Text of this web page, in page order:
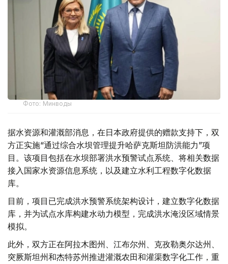
Фото: Минводы
据水资源和灌溉部消息，在日本政府提供的赠款支持下，双
方正实施“通过综合水坝管理提升哈萨克斯坦防洪能力”项
目。该项目包括在水坝部署洪水预警试点系统、将相关数据
接入国家水资源信息系统，以及建立水利工程数字化数据
库。
目前，项目已完成洪水预警系统架构设计，建立数字化数据
库，并为试点水库构建水动力模型，完成洪水淹没区域情景
模拟。
此外，双方正在阿拉木图州、江布尔州、克孜勒奥尔达州、
突厥斯坦州和杰特苏州推进灌溉农田和灌渠数字化工作，重